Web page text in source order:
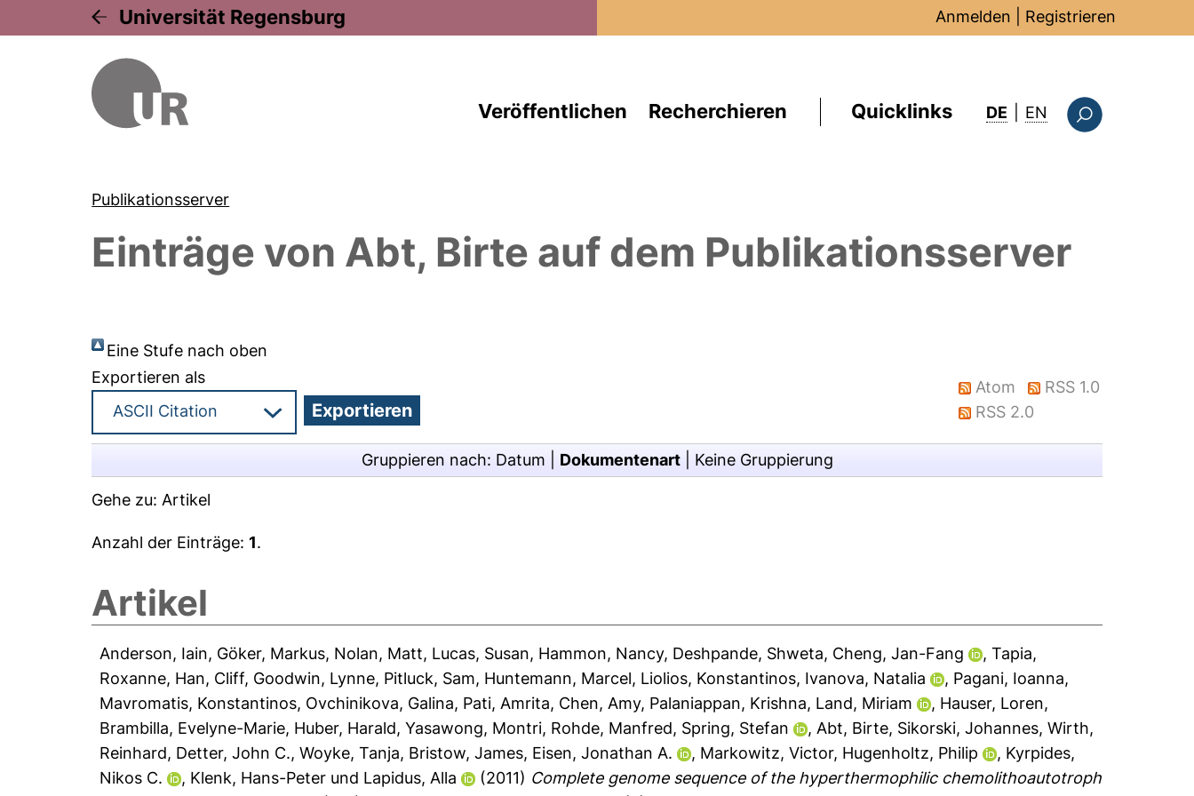
Universität Regensburg Anmelden Registrieren
Veröffentlichen Recherchieren Quicklinks DE EN : this page in
Publikationsserver
Einträge von Abt, Birte auf dem Publikationsserver
Eine Stufe nach oben
Exportieren als
Atom
RSS 1.0
RSS 2.0
Gruppieren nach: Datum Dokumentenart| Keine Gruppierung
Gehe zu: Artikel
Anzahl der Einträge:1.
Artikel
Anderson, Iain, Göker, Markus, Nolan, Matt, Lucas, Susan, Hammon, Nancy, Deshpande, Shweta, Cheng, Jan-Fang ,Tapia,
Roxanne, Han, Cliff, Goodwin, Lynne, Pitluck, Sam, Huntemann, Marcel, Liolios, Konstantinos, Ivanova, Natalia , Pagani, Ioanna,
Mavromatis, Konstantinos, Ovchinikova, Galina, Pati, Amrita, Chen, Amy, Palaniappan, Krishna, Land, Miriam , Hauser, Loren,
Brambilla, Evelyne-Marie, Huber, Harald,Yasawong, Montri, Rohde, Manfred, Spring, Stefan , Abt, Birte, Sikorski, Johannes,Wirth,
Reinhard, Detter, John C.,Woyke, Tanja, Bristow, James, Eisen, Jonathan A. , Markowitz, Victor, Hugenholtz, Philip , Kyrpides,
Nikos C.
, Klenk, Hans-Peter und Lapidus, Alla (2011) Complete genome sequence of the hyperthermophilic chemolithoautotroph